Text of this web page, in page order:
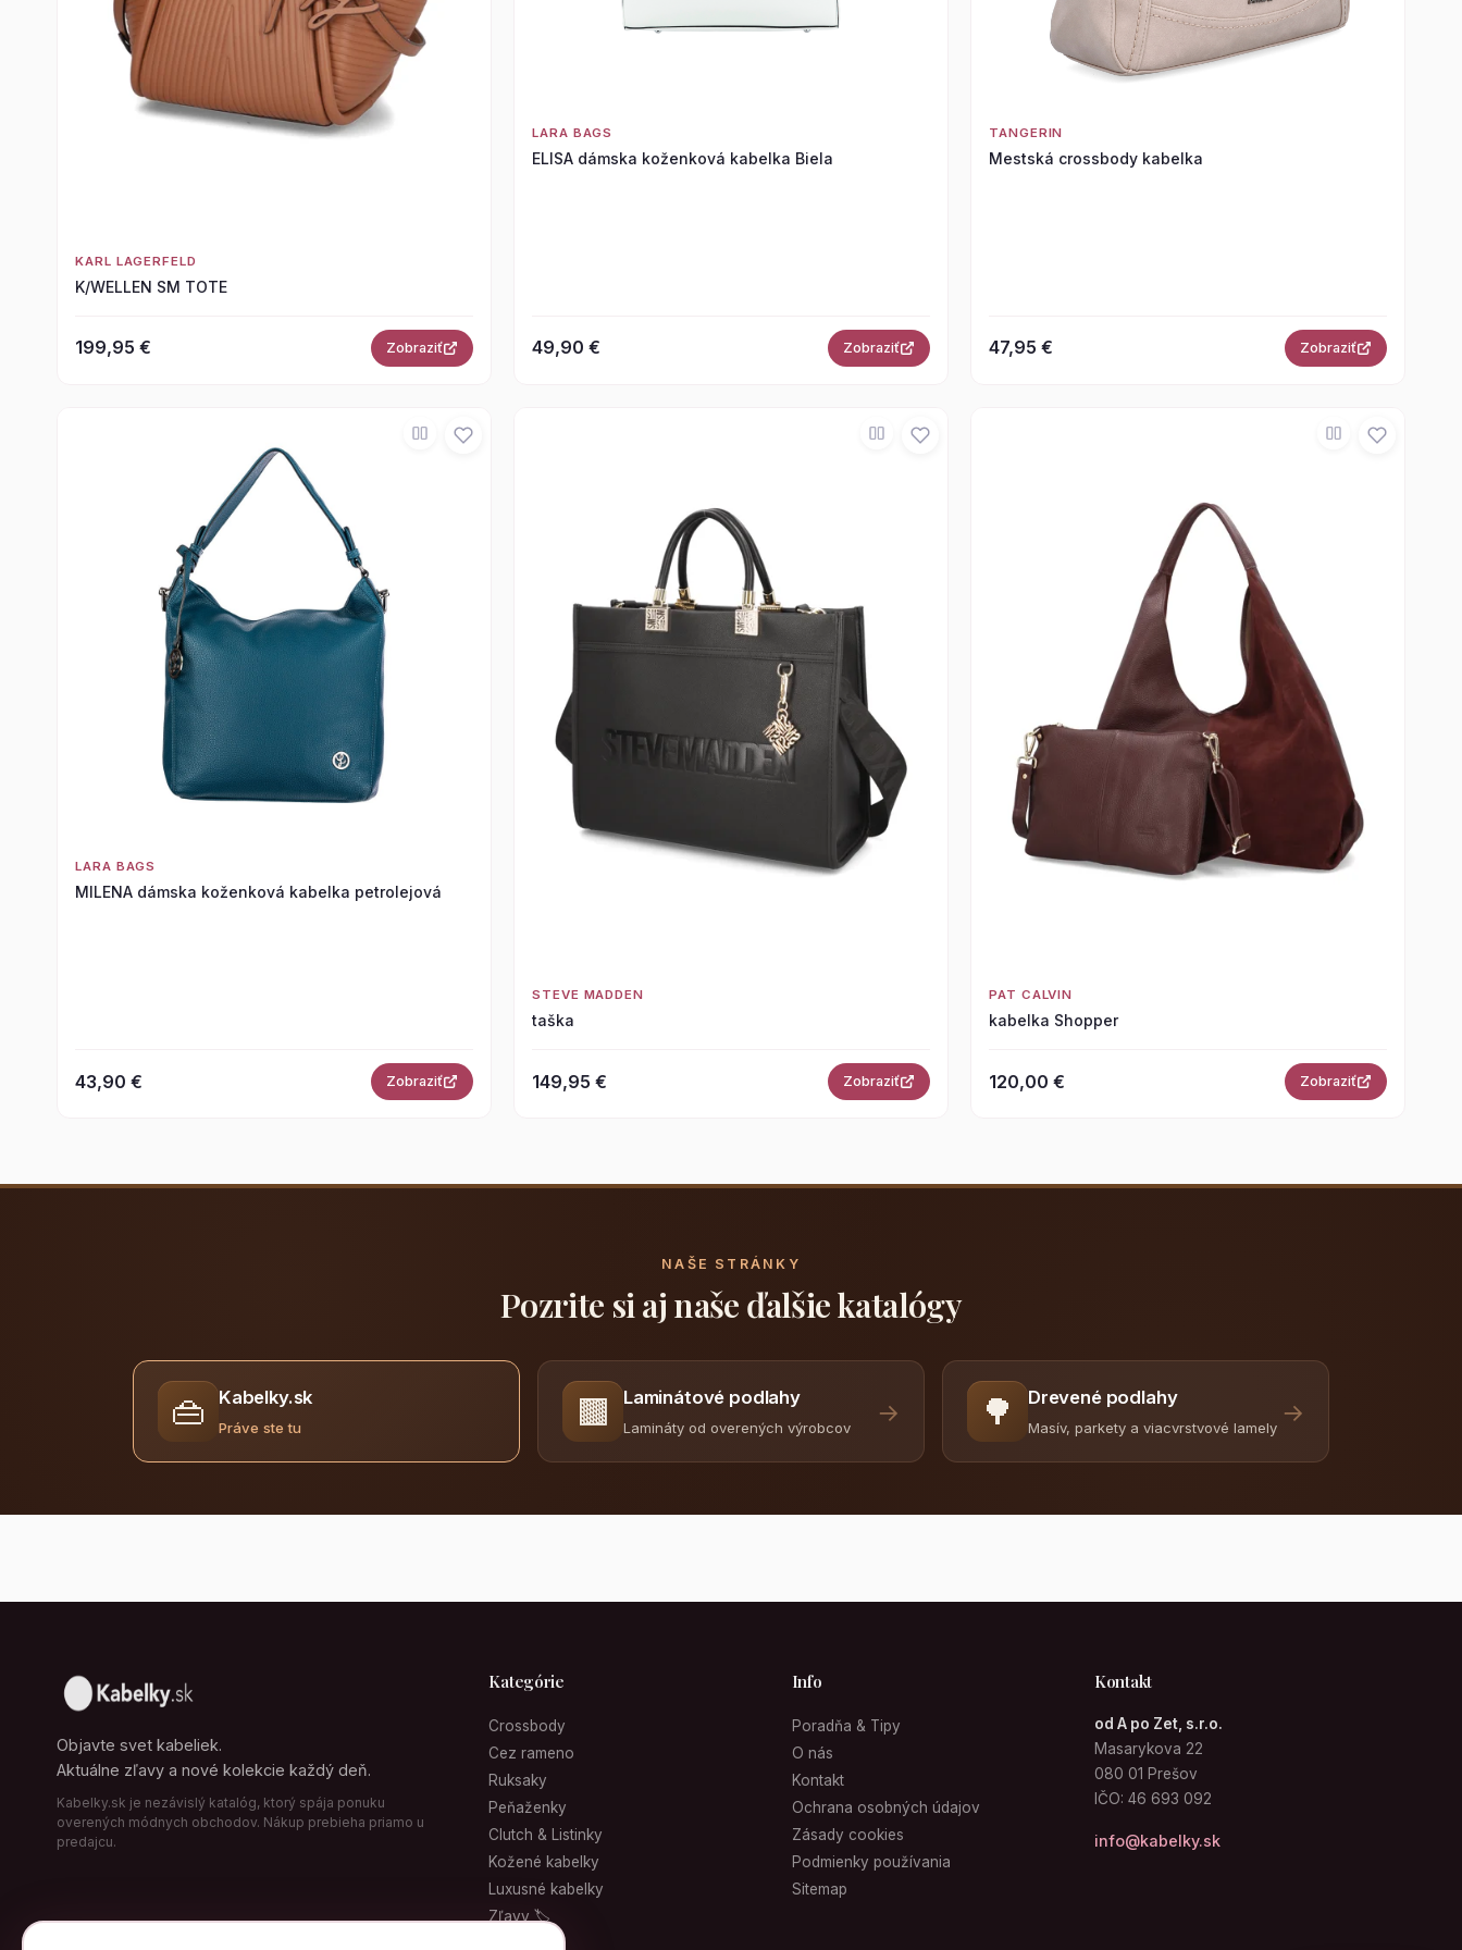
KARL LAGERFELD
K/WELLEN SM TOTE
199,95 € Zobraziť
LARA BAGS
ELISA dámska koženková kabelka Biela
49,90 € Zobraziť
TANGERIN
Mestská crossbody kabelka
47,95 € Zobraziť
LARA BAGS
MILENA dámska koženková kabelka petrolejová
43,90 € Zobraziť
STEVE MADDEN
taška
149,95 € Zobraziť
PAT CALVIN
kabelka Shopper
120,00 € Zobraziť
NAŠE STRÁNKY
Pozrite si aj naše ďalšie katalógy
👜 Kabelky.sk
Práve ste tu 🟫 Laminátové podlahy
Lamináty od overených výrobcov
→ 🌳 Drevené podlahy
Masív, parkety a viacvrstvové lamely
→
Objavte svet kabeliek.
Aktuálne zľavy a nové kolekcie každý deň.
Kabelky.sk je nezávislý katalóg, ktorý spája ponuku
overených módnych obchodov. Nákup prebieha priamo u
predajcu.
Kategórie
Crossbody
Cez rameno
Ruksaky
Peňaženky
Clutch & Listinky
Kožené kabelky
Luxusné kabelky
Zľavy 🏷
Info
Poradňa & Tipy
O nás
Kontakt
Ochrana osobných údajov
Zásady cookies
Podmienky používania
Sitemap
Kontakt
od A po Zet, s.r.o.
Masarykova 22
080 01 Prešov
IČO: 46 693 092
info@kabelky.sk